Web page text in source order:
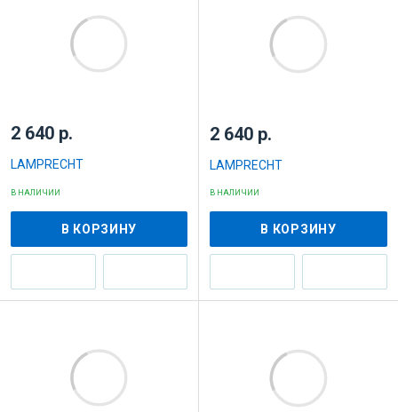
2 640 р.
LAMPRECHT
В НАЛИЧИИ
В КОРЗИНУ
2 640 р.
LAMPRECHT
В НАЛИЧИИ
В КОРЗИНУ